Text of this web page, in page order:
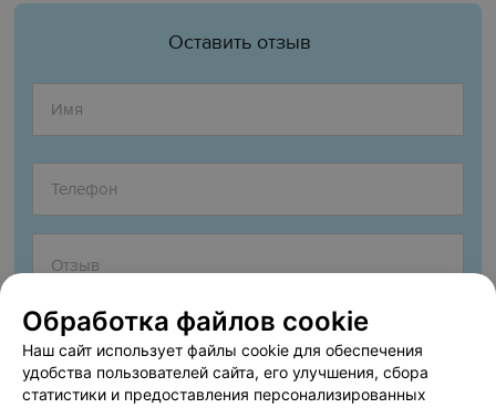
Оставить отзыв
Обработка файлов cookie
Наш сайт использует файлы cookie для обеспечения
удобства пользователей сайта, его улучшения, сбора
статистики и предоставления персонализированных